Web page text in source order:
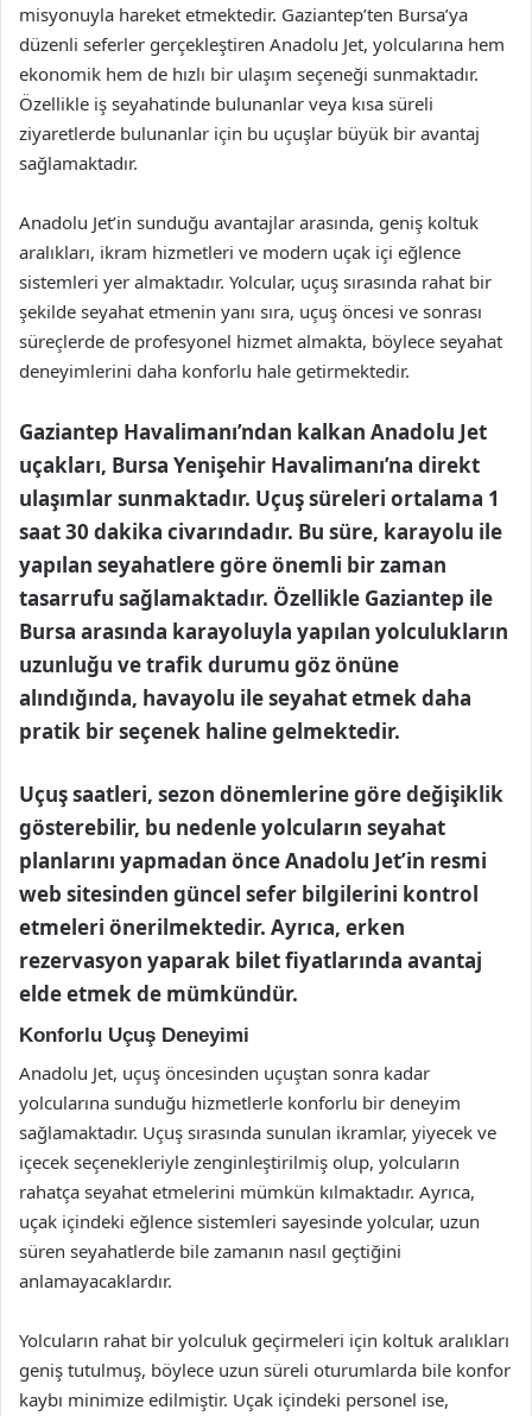
misyonuyla hareket etmektedir. Gaziantep’ten Bursa’ya
düzenli seferler gerçekleştiren Anadolu Jet, yolcularına hem
ekonomik hem de hızlı bir ulaşım seçeneği sunmaktadır.
Özellikle iş seyahatinde bulunanlar veya kısa süreli
ziyaretlerde bulunanlar için bu uçuşlar büyük bir avantaj
sağlamaktadır.
Anadolu Jet’in sunduğu avantajlar arasında, geniş koltuk
aralıkları, ikram hizmetleri ve modern uçak içi eğlence
sistemleri yer almaktadır. Yolcular, uçuş sırasında rahat bir
şekilde seyahat etmenin yanı sıra, uçuş öncesi ve sonrası
süreçlerde de profesyonel hizmet almakta, böylece seyahat
deneyimlerini daha konforlu hale getirmektedir.
Gaziantep Havalimanı’ndan kalkan Anadolu Jet
uçakları, Bursa Yenişehir Havalimanı’na direkt
ulaşımlar sunmaktadır. Uçuş süreleri ortalama 1
saat 30 dakika civarındadır. Bu süre, karayolu ile
yapılan seyahatlere göre önemli bir zaman
tasarrufu sağlamaktadır. Özellikle Gaziantep ile
Bursa arasında karayoluyla yapılan yolculukların
uzunluğu ve trafik durumu göz önüne
alındığında, havayolu ile seyahat etmek daha
pratik bir seçenek haline gelmektedir.
Uçuş saatleri, sezon dönemlerine göre değişiklik
gösterebilir, bu nedenle yolcuların seyahat
planlarını yapmadan önce Anadolu Jet’in resmi
web sitesinden güncel sefer bilgilerini kontrol
etmeleri önerilmektedir. Ayrıca, erken
rezervasyon yaparak bilet fiyatlarında avantaj
elde etmek de mümkündür.
Konforlu Uçuş Deneyimi
Anadolu Jet, uçuş öncesinden uçuştan sonra kadar
yolcularına sunduğu hizmetlerle konforlu bir deneyim
sağlamaktadır. Uçuş sırasında sunulan ikramlar, yiyecek ve
içecek seçenekleriyle zenginleştirilmiş olup, yolcuların
rahatça seyahat etmelerini mümkün kılmaktadır. Ayrıca,
uçak içindeki eğlence sistemleri sayesinde yolcular, uzun
süren seyahatlerde bile zamanın nasıl geçtiğini
anlamayacaklardır.
Yolcuların rahat bir yolculuk geçirmeleri için koltuk aralıkları
geniş tutulmuş, böylece uzun süreli oturumlarda bile konfor
kaybı minimize edilmiştir. Uçak içindeki personel ise,